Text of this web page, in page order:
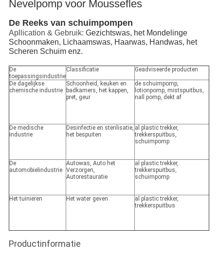
Nevelpomp voor Moussefles
De Reeks van schuimpompen
Apllication & Gebruik: Gezichtswas, het Mondelinge
Schoonmaken, Lichaamswas, Haarwas, Handwas, het
Scheren Schuim enz.
De
toepassingsindustrie
Classificatie Geadviseerde producten
De dagelijkse
chemische industrie
Schoonheid, keuken en
badkamers, het kappen,
pret, geur
de schuimpomp,
lotionpomp, mistspuitbus,
nall pomp, dekt af
De medische
industrie
Desinfectie en sterilisatie,
het bespuiten
al plastic trekker,
trekkerspuitbus,
schuimpomp
De
automobielindustrie
Autowas, Auto het
Verzorgen,
Autorestauratie
al plastic trekker,
trekkerspuitbus,
schuimpomp
Het tuinieren Het water geven
al plastic trekker,
trekkerspuitbus
Productinformatie